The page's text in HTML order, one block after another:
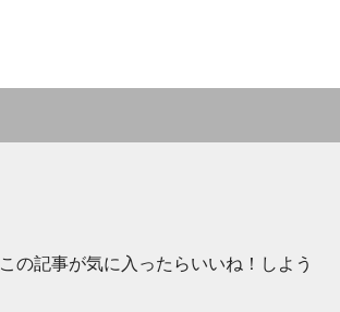
この記事が気に入ったらいいね！しよう